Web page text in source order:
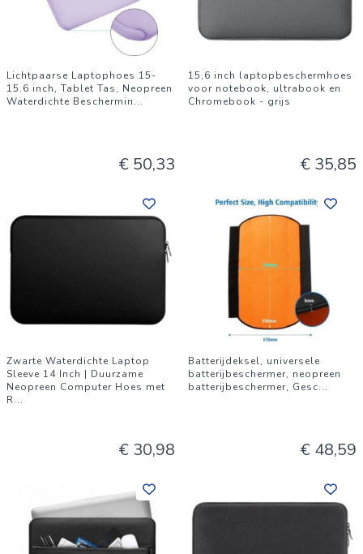
Lichtpaarse Laptophoes 15-
15.6 inch, Tablet Tas, Neopreen
Waterdichte Beschermin...
€ 50,33
15,6 inch laptopbeschermhoes
voor notebook, ultrabook en
Chromebook - grijs
€ 35,85
Zwarte Waterdichte Laptop
Sleeve 14 Inch | Duurzame
Neopreen Computer Hoes met
R...
€ 30,98
Batterijdeksel, universele
batterijbeschermer, neopreen
batterijbeschermer, Gesc...
€ 48,59